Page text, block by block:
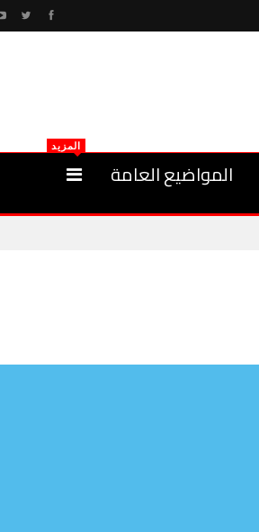
المواضيع العامة
المزيد